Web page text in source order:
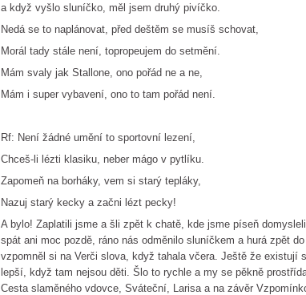
a když vyšlo sluníčko, měl jsem druhý pivíčko.
Nedá se to naplánovat, před deštěm se musíš schovat,
Morál tady stále není, topropeujem do setmění.
Mám svaly jak Stallone, ono pořád ne a ne,
Mám i super vybavení, ono to tam pořád není.
Rf: Není žádné umění to sportovní lezení,
Chceš-li lézti klasiku, neber mágo v pytlíku.
Zapomeň na borháky, vem si starý tepláky,
Nazuj starý kecky a začni lézt pecky!
A bylo! Zaplatili jsme a šli zpět k chatě, kde jsme píseň
spát ani moc pozdě, ráno nás odměnilo sluníčkem a hurá zpět
vzpomněl si na Verči slova, když tahala včera. Ještě že existují
lepší, když tam nejsou děti. Šlo to rychle a my se pěkně
Cesta slaměného vdovce, Sváteční, Larisa a na závěr